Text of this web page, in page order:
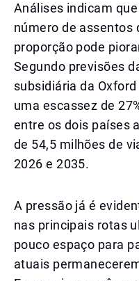
Análises indicam
número de assentos
proporção pode
Segundo previsões
subsidiária da
uma escassez de
entre os dois países
de 54,5 milhões de
2026 e 2035.
A pressão já é
nas principais rotas
pouco espaço para
atuais